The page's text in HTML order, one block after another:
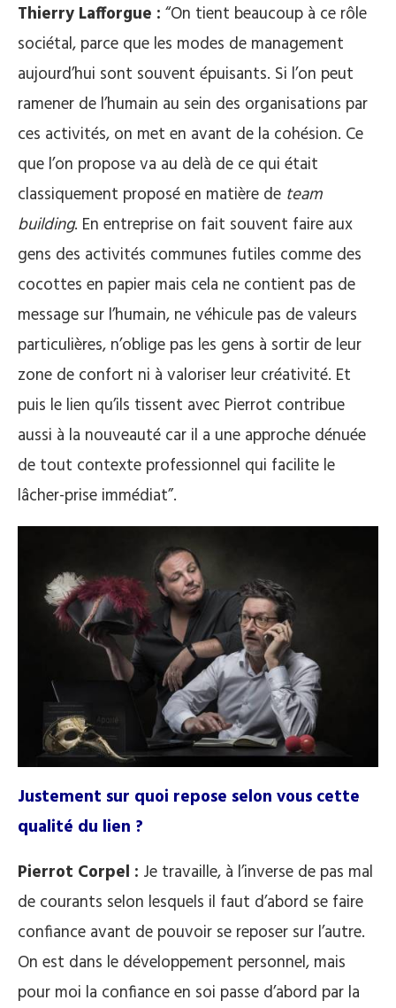
Thierry Lafforgue : “On tient beaucoup à ce rôle
sociétal, parce que les modes de management
aujourd’hui sont souvent épuisants. Si l’on peut
ramener de l’humain au sein des organisations par
ces activités, on met en avant de la cohésion. Ce
que l’on propose va au delà de ce qui était
classiquement proposé en matière de team
building. En entreprise on fait souvent faire aux
gens des activités communes futiles comme des
cocottes en papier mais cela ne contient pas de
message sur l’humain, ne véhicule pas de valeurs
particulières, n’oblige pas les gens à sortir de leur
zone de confort ni à valoriser leur créativité. Et
puis le lien qu’ils tissent avec Pierrot contribue
aussi à la nouveauté car il a une approche dénuée
de tout contexte professionnel qui facilite le
lâcher-prise immédiat”.
Justement sur quoi repose selon vous cette
qualité du lien ?
Pierrot Corpel : Je travaille, à l’inverse de pas mal
de courants selon lesquels il faut d’abord se faire
confiance avant de pouvoir se reposer sur l’autre.
On est dans le développement personnel, mais
pour moi la confiance en soi passe d’abord par la